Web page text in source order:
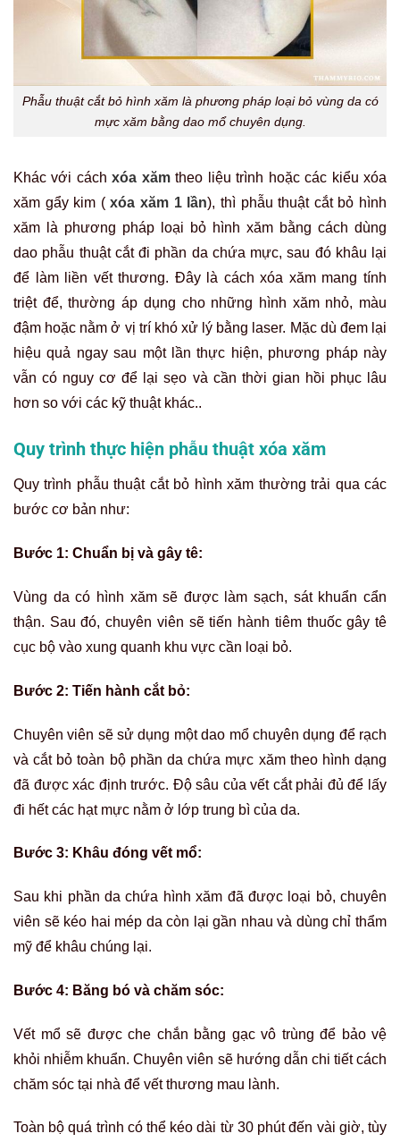
Phẫu thuật cắt bỏ hình xăm là phương pháp loại bỏ vùng da có
mực xăm bằng dao mổ chuyên dụng.
Khác với cáchxóa xămtheo liệu trình hoặc các kiểu xóa
xăm gẩy kim ( xóa xăm 1 lần), thì phẫu thuật cắt bỏ hình
xăm là phương pháp loại bỏ hình xăm bằng cách dùng
dao phẫu thuật cắt đi phần da chứa mực, sau đó khâu lại
để làm liền vết thương. Đây là cách xóa xăm mang tính
triệt để, thường áp dụng cho những hình xăm nhỏ, màu
đậm hoặc nằm ở vị trí khó xử lý bằng laser. Mặc dù đem lại
hiệu quả ngay sau một lần thực hiện, phương pháp này
vẫn có nguy cơ để lại sẹo và cần thời gian hồi phục lâu
hơn so với các kỹ thuật khác..
Quy trình thực hiện phẫu thuật xóa xăm
Quy trình phẫu thuật cắt bỏ hình xăm thường trải qua các
bước cơ bản như:
Bước 1: Chuẩn bị và gây tê:
Vùng da có hình xăm sẽ được làm sạch, sát khuẩn cẩn
thận. Sau đó, chuyên viên sẽ tiến hành tiêm thuốc gây tê
cục bộ vào xung quanh khu vực cần loại bỏ.
Bước 2: Tiến hành cắt bỏ:
Chuyên viên sẽ sử dụng một dao mổ chuyên dụng để rạch
và cắt bỏ toàn bộ phần da chứa mực xăm theo hình dạng
đã được xác định trước. Độ sâu của vết cắt phải đủ để lấy
đi hết các hạt mực nằm ở lớp trung bì của da.
Bước 3: Khâu đóng vết mổ:
Sau khi phần da chứa hình xăm đã được loại bỏ, chuyên
viên sẽ kéo hai mép da còn lại gần nhau và dùng chỉ thẩm
mỹ để khâu chúng lại.
Bước 4: Băng bó và chăm sóc:
Vết mổ sẽ được che chắn bằng gạc vô trùng để bảo vệ
khỏi nhiễm khuẩn. Chuyên viên sẽ hướng dẫn chi tiết cách
chăm sóc tại nhà để vết thương mau lành.
Toàn bộ quá trình có thể kéo dài từ 30 phút đến vài giờ, tùy